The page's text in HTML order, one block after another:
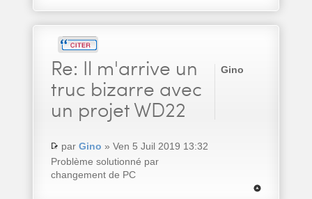
Re: Il m'arrive un
truc bizarre avec
un projet WD22
par Gino » Ven 5 Juil 2019 13:32
Problème solutionné par
changement de PC
Gino